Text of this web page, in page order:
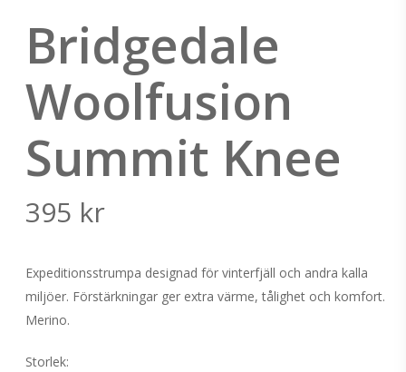
Bridgedale
Woolfusion
Summit Knee
395 kr
Expeditionsstrumpa designad för vinterfjäll och andra kalla
miljöer. Förstärkningar ger extra värme, tålighet och komfort.
Merino.
Storlek: